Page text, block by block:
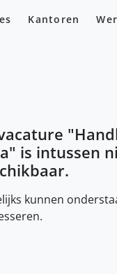
Kantoren
"
" is intussen
kunnen